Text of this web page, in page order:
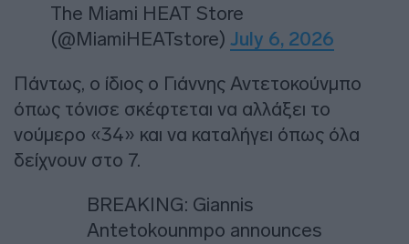
The Miami HEAT Store
(@MiamiHEATstore) July 6, 2026
Πάντως, ο ίδιος ο Γιάννης Αντετοκούνμπο
όπως τόνισε σκέφτεται να αλλάξει το
νούμερο «34» και να καταλήγει όπως όλα
δείχνουν στο 7.
BREAKING: Giannis
Antetokounmpo announces